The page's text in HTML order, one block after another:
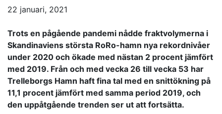
22 januari, 2021
Trots en pågående pandemi nådde fraktvolymerna i
Skandinaviens största RoRo-hamn nya rekordnivåer
under 2020 och ökade med nästan 2 procent jämfört
med 2019. Från och med vecka 26 till vecka 53 har
Trelleborgs Hamn haft fina tal med en snittökning på
11,1 procent jämfört med samma period 2019, och
den uppåtgående trenden ser ut att fortsätta.